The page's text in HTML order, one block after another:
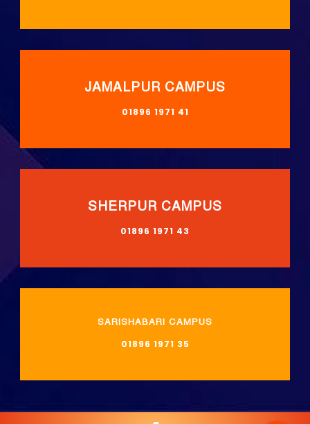
JAMALPUR CAMPUS
01896 1971 41
SHERPUR CAMPUS
01896 1971 43
SARISHABARI CAMPUS
01896 1971 35